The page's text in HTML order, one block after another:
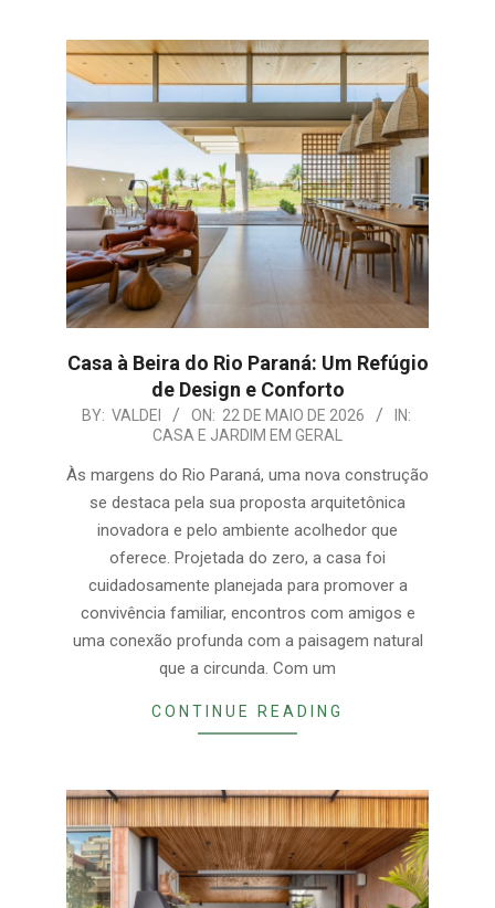
Casa à Beira do Rio Paraná: Um Refúgio
de Design e Conforto
2026-
22
BY: VALDEI ON: 22 DE MAIO DE 2026
IN:
CASA E JARDIM EM GERAL
Às margens do Rio Paraná, uma nova construção
se destaca pela sua proposta arquitetônica
inovadora e pelo ambiente acolhedor que
oferece. Projetada do zero, a casa foi
cuidadosamente planejada para promover a
convivência familiar, encontros com amigos e
uma conexão profunda com a paisagem natural
que a circunda. Com um
CONTINUE READING